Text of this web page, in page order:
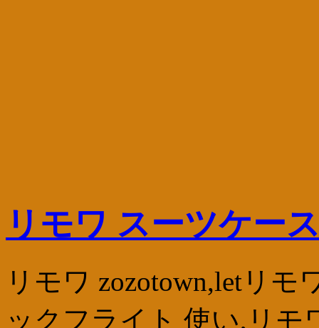
リモワ スーツケー
リモワ zozotown,letリ
ックフライト 使い,リモ